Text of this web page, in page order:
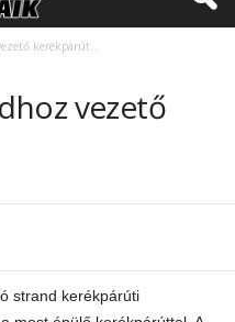
kerékpárút…
vezető
strand kerékpárúti